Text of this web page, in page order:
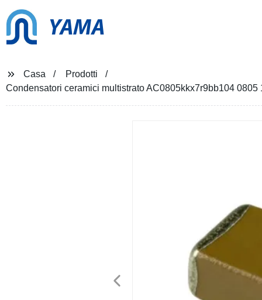
YAMA
Casa
Prodotti
Condensatori ceramici multistrato AC0805kkx7r9bb104